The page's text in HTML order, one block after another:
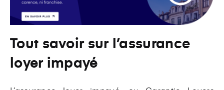
Tout savoir sur l’assurance
loyer impayé